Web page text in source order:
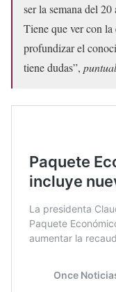
ser la semana del 20
Tiene que ver con
profundizar el
tiene dudas”,